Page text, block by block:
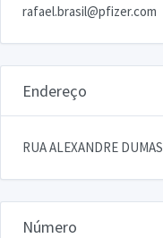
rafael.brasil@pfizer.com
Endereço
RUA ALEXANDRE DUMAS
Número